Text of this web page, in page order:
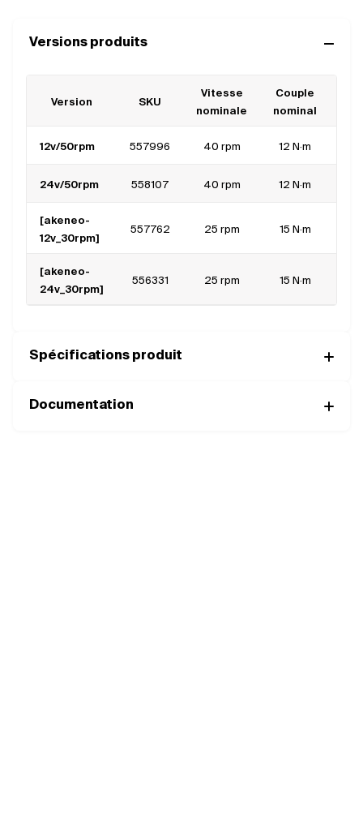
Versions produits
Version SKU
Vitesse
nominale
Couple
nominal
12v/50rpm 557996 40 rpm 12 N·m
24v/50rpm 558107 40 rpm 12 N·m
[akeneo-
12v_30rpm]
557762 25 rpm 15 N·m
[akeneo-
24v_30rpm]
556331 25 rpm 15 N·m
Spécifications produit
Documentation